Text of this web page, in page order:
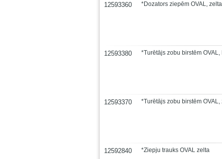
12593360 *Dozators ziepēm OVAL, zelta
12593380 *Turētājs zobu birstēm OVAL,
12593370 *Turētājs zobu birstēm OVAL,
12592840 *Ziepju trauks OVAL zelta